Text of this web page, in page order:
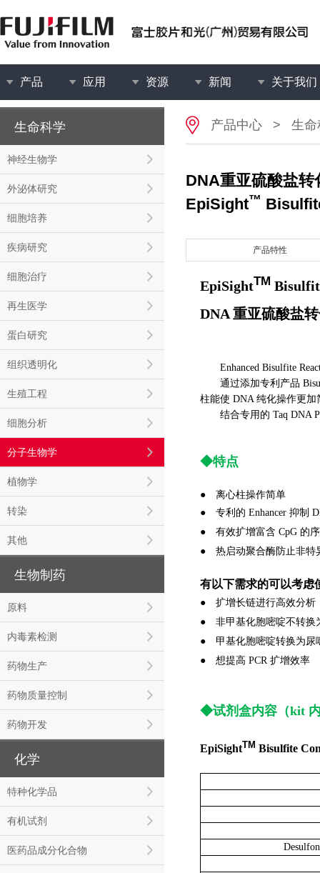
产品 应用 资源 新闻 关于我们
生命科学
神经生物学
外泌体研究
细胞培养
疾病研究
细胞治疗
再生医学
蛋白研究
组织透明化
生殖工程
细胞分析
分子生物学
植物学
转染
其他
生物制药
原料
内毒素检测
药物生产
药物质量控制
药物开发
化学
特种化学品
有机试剂
医药品成分化合物
产品中心 > 生命
DNA重亚硫酸盐转
EpiSight™
产品特性
EpiSightTM
DNA 重亚硫酸盐
Enhanced Bisulfite
通过添加专利产品
柱能使 DNA 纯化操作更加
结合专用的 Taq DNA
◆特点
● 离心柱操作简单
● 专利的 Enhancer 抑制
● 有效扩增富含 CpG 的
● 热启动聚合酶防止非特
有以下需求的可以考虑
● 扩增长链进行高效分析
● 非甲基化胞嘧啶不转换
● 甲基化胞嘧啶转换为尿
● 想提高 PCR 扩增效率
◆试剂盒内容（kit
EpiSightTM Bisulfite